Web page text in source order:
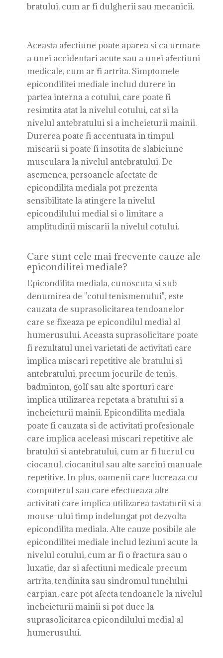
bratului, cum ar fi dulgherii sau mecanicii.
Aceasta afectiune poate aparea si ca urmare
a unei accidentari acute sau a unei afectiuni
medicale, cum ar fi artrita. Simptomele
epicondilitei mediale includ durere in
partea interna a cotului, care poate fi
resimtita atat la nivelul cotului, cat si la
nivelul antebratului si a incheieturii mainii.
Durerea poate fi accentuata in timpul
miscarii si poate fi insotita de slabiciune
musculara la nivelul antebratului. De
asemenea, persoanele afectate de
epicondilita mediala pot prezenta
sensibilitate la atingere la nivelul
epicondilului medial si o limitare a
amplitudinii miscarii la nivelul cotului.
Care sunt cele mai frecvente cauze ale
epicondilitei mediale?
Epicondilita mediala, cunoscuta si sub
denumirea de "cotul tenismenului", este
cauzata de suprasolicitarea tendoanelor
care se fixeaza pe epicondilul medial al
humerusului. Aceasta suprasolicitare poate
fi rezultatul unei varietati de activitati care
implica miscari repetitive ale bratului si
antebratului, precum jocurile de tenis,
badminton, golf sau alte sporturi care
implica utilizarea repetata a bratului si a
incheieturii mainii. Epicondilita mediala
poate fi cauzata si de activitati profesionale
care implica aceleasi miscari repetitive ale
bratului si antebratului, cum ar fi lucrul cu
ciocanul, ciocanitul sau alte sarcini manuale
repetitive. In plus, oamenii care lucreaza cu
computerul sau care efectueaza alte
activitati care implica utilizarea tastaturii si a
mouse-ului timp indelungat pot dezvolta
epicondilita mediala. Alte cauze posibile ale
epicondilitei mediale includ leziuni acute la
nivelul cotului, cum ar fi o fractura sau o
luxatie, dar si afectiuni medicale precum
artrita, tendinita sau sindromul tunelului
carpian, care pot afecta tendoanele la nivelul
incheieturii mainii si pot duce la
suprasolicitarea epicondilului medial al
humerusului.